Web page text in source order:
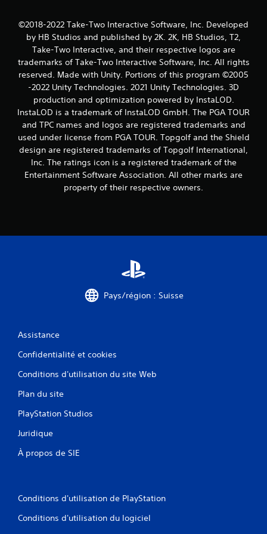
©2018-2022 Take-Two Interactive Software, Inc. Developed
by HB Studios and published by 2K. 2K, HB Studios, T2,
Take-Two Interactive, and their respective logos are
trademarks of Take-Two Interactive Software, Inc. All rights
reserved. Made with Unity. Portions of this program ©2005
-2022 Unity Technologies. 2021 Unity Technologies. 3D
production and optimization powered by InstaLOD.
InstaLOD is a trademark of InstaLOD GmbH. The PGA TOUR
and TPC names and logos are registered trademarks and
used under license from PGA TOUR. Topgolf and the Shield
design are registered trademarks of Topgolf International,
Inc. The ratings icon is a registered trademark of the
Entertainment Software Association. All other marks are
property of their respective owners.
Pays/région : Suisse
Assistance
Confidentialité et cookies
Conditions d'utilisation du site Web
Plan du site
PlayStation Studios
Juridique
À propos de SIE
Conditions d'utilisation de PlayStation
Conditions d'utilisation du logiciel